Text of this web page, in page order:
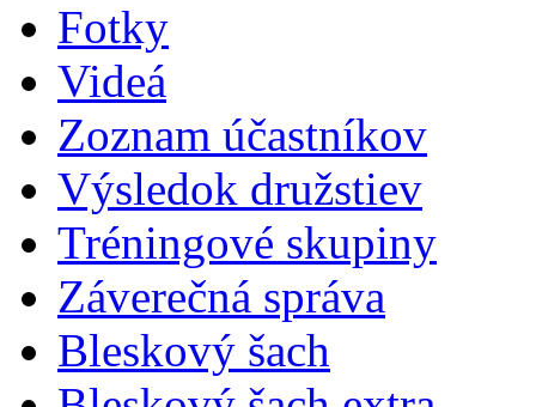
Fotky
Videá
Zoznam účastníkov
Výsledok družstiev
Tréningové skupiny
Záverečná správa
Bleskový šach